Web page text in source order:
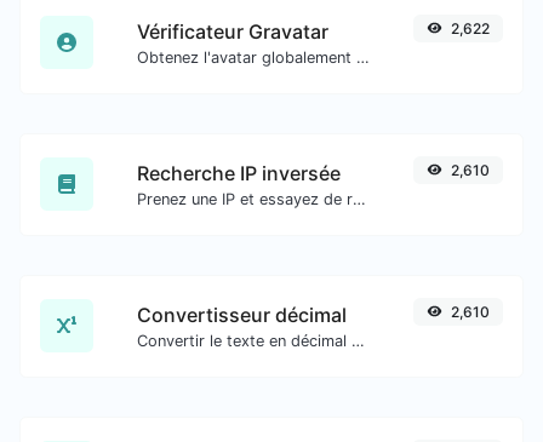
Vérificateur Gravatar
Obtenez l'avatar globalement reconnu de gravatar.com pour n'importe quel e-mail.
2,622
Recherche IP inversée
Prenez une IP et essayez de rechercher le domaine/hôte qui lui est associé.
2,610
Convertisseur décimal
Convertir le texte en décimal et inversement pour toute entrée de chaîne.
2,610